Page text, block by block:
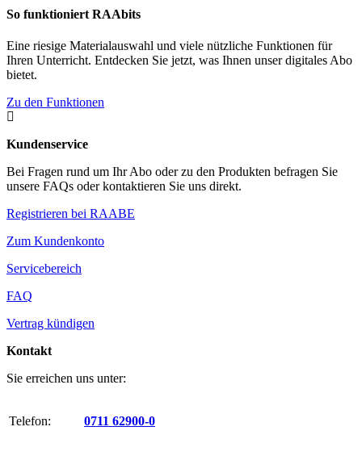
So funktioniert RAAbits
Eine riesige Materialauswahl und viele nützliche Funktionen für
Ihren Unterricht. Entdecken Sie jetzt, was Ihnen unser digitales Abo
bietet.
Zu den Funktionen

Kundenservice
Bei Fragen rund um Ihr Abo oder zu den Produkten befragen Sie
unsere FAQs oder kontaktieren Sie uns direkt.
Registrieren bei RAABE
Zum Kundenkonto
Servicebereich
FAQ
Vertrag kündigen
Kontakt
Sie erreichen uns unter:
Telefon: 0711 62900-0